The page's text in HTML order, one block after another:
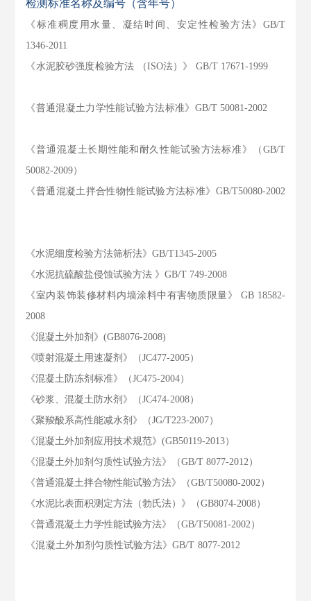
检测标准名称及编号（含年号）
《标准稠度用水量、凝结时间、安定性检验方法》GB/T
1346-2011
《水泥胶砂强度检验方法 （ISO法）》 GB/T 17671-1999
《普通混凝土力学性能试验方法标准》GB/T 50081-2002
《普通混凝土长期性能和耐久性能试验方法标准》（GB/T
50082-2009）
《普通混凝土拌合性物性能试验方法标准》GB/T50080-2002
《水泥细度检验方法筛析法》GB/T1345-2005
《水泥抗硫酸盐侵蚀试验方法 》GB/T 749-2008
《室内装饰装修材料内墙涂料中有害物质限量》 GB 18582-
2008
《混凝土外加剂》(GB8076-2008)
《喷射混凝土用速凝剂》（JC477-2005）
《混凝土防冻剂标准》（JC475-2004）
《砂浆、混凝土防水剂》（JC474-2008）
《聚羧酸系高性能减水剂》（JG/T223-2007）
《混凝土外加剂应用技术规范》(GB50119-2013）
《混凝土外加剂匀质性试验方法》（GB/T 8077-2012）
《普通混凝土拌合物性能试验方法》（GB/T50080-2002）
《水泥比表面积测定方法（勃氏法）》（GB8074-2008）
《普通混凝土力学性能试验方法》（GB/T50081-2002）
《混凝土外加剂匀质性试验方法》GB/T 8077-2012